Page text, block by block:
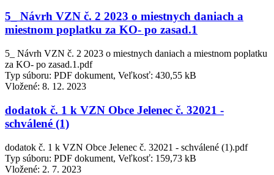
5_ Návrh VZN č. 2 2023 o miestnych daniach a
miestnom poplatku za KO- po zasad.1
5_ Návrh VZN č. 2 2023 o miestnych daniach a miestnom poplatku
za KO- po zasad.1.pdf
Typ súboru: PDF dokument, Veľkosť: 430,55 kB
Vložené: 8. 12. 2023
dodatok č. 1 k VZN Obce Jelenec č. 32021 -
schválené (1)
dodatok č. 1 k VZN Obce Jelenec č. 32021 - schválené (1).pdf
Typ súboru: PDF dokument, Veľkosť: 159,73 kB
Vložené: 2. 7. 2023